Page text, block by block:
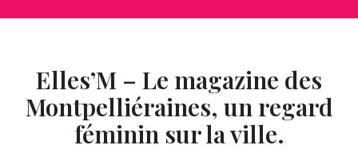
Elles’M – Le magazine des
Montpelliéraines, un regard
féminin sur la ville.